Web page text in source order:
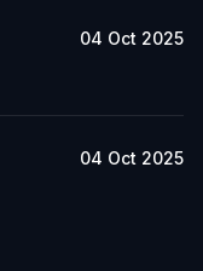
04 Oct 2025
04 Oct 2025